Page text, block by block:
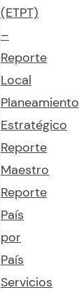
(ETPT)
–
Reporte
Local
Planeamiento
Estratégico
Reporte
Maestro
Reporte
País
por
País
Servicios